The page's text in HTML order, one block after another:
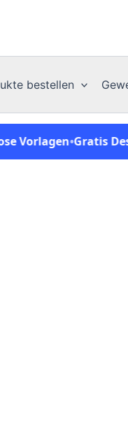
bestellen
•Gratis